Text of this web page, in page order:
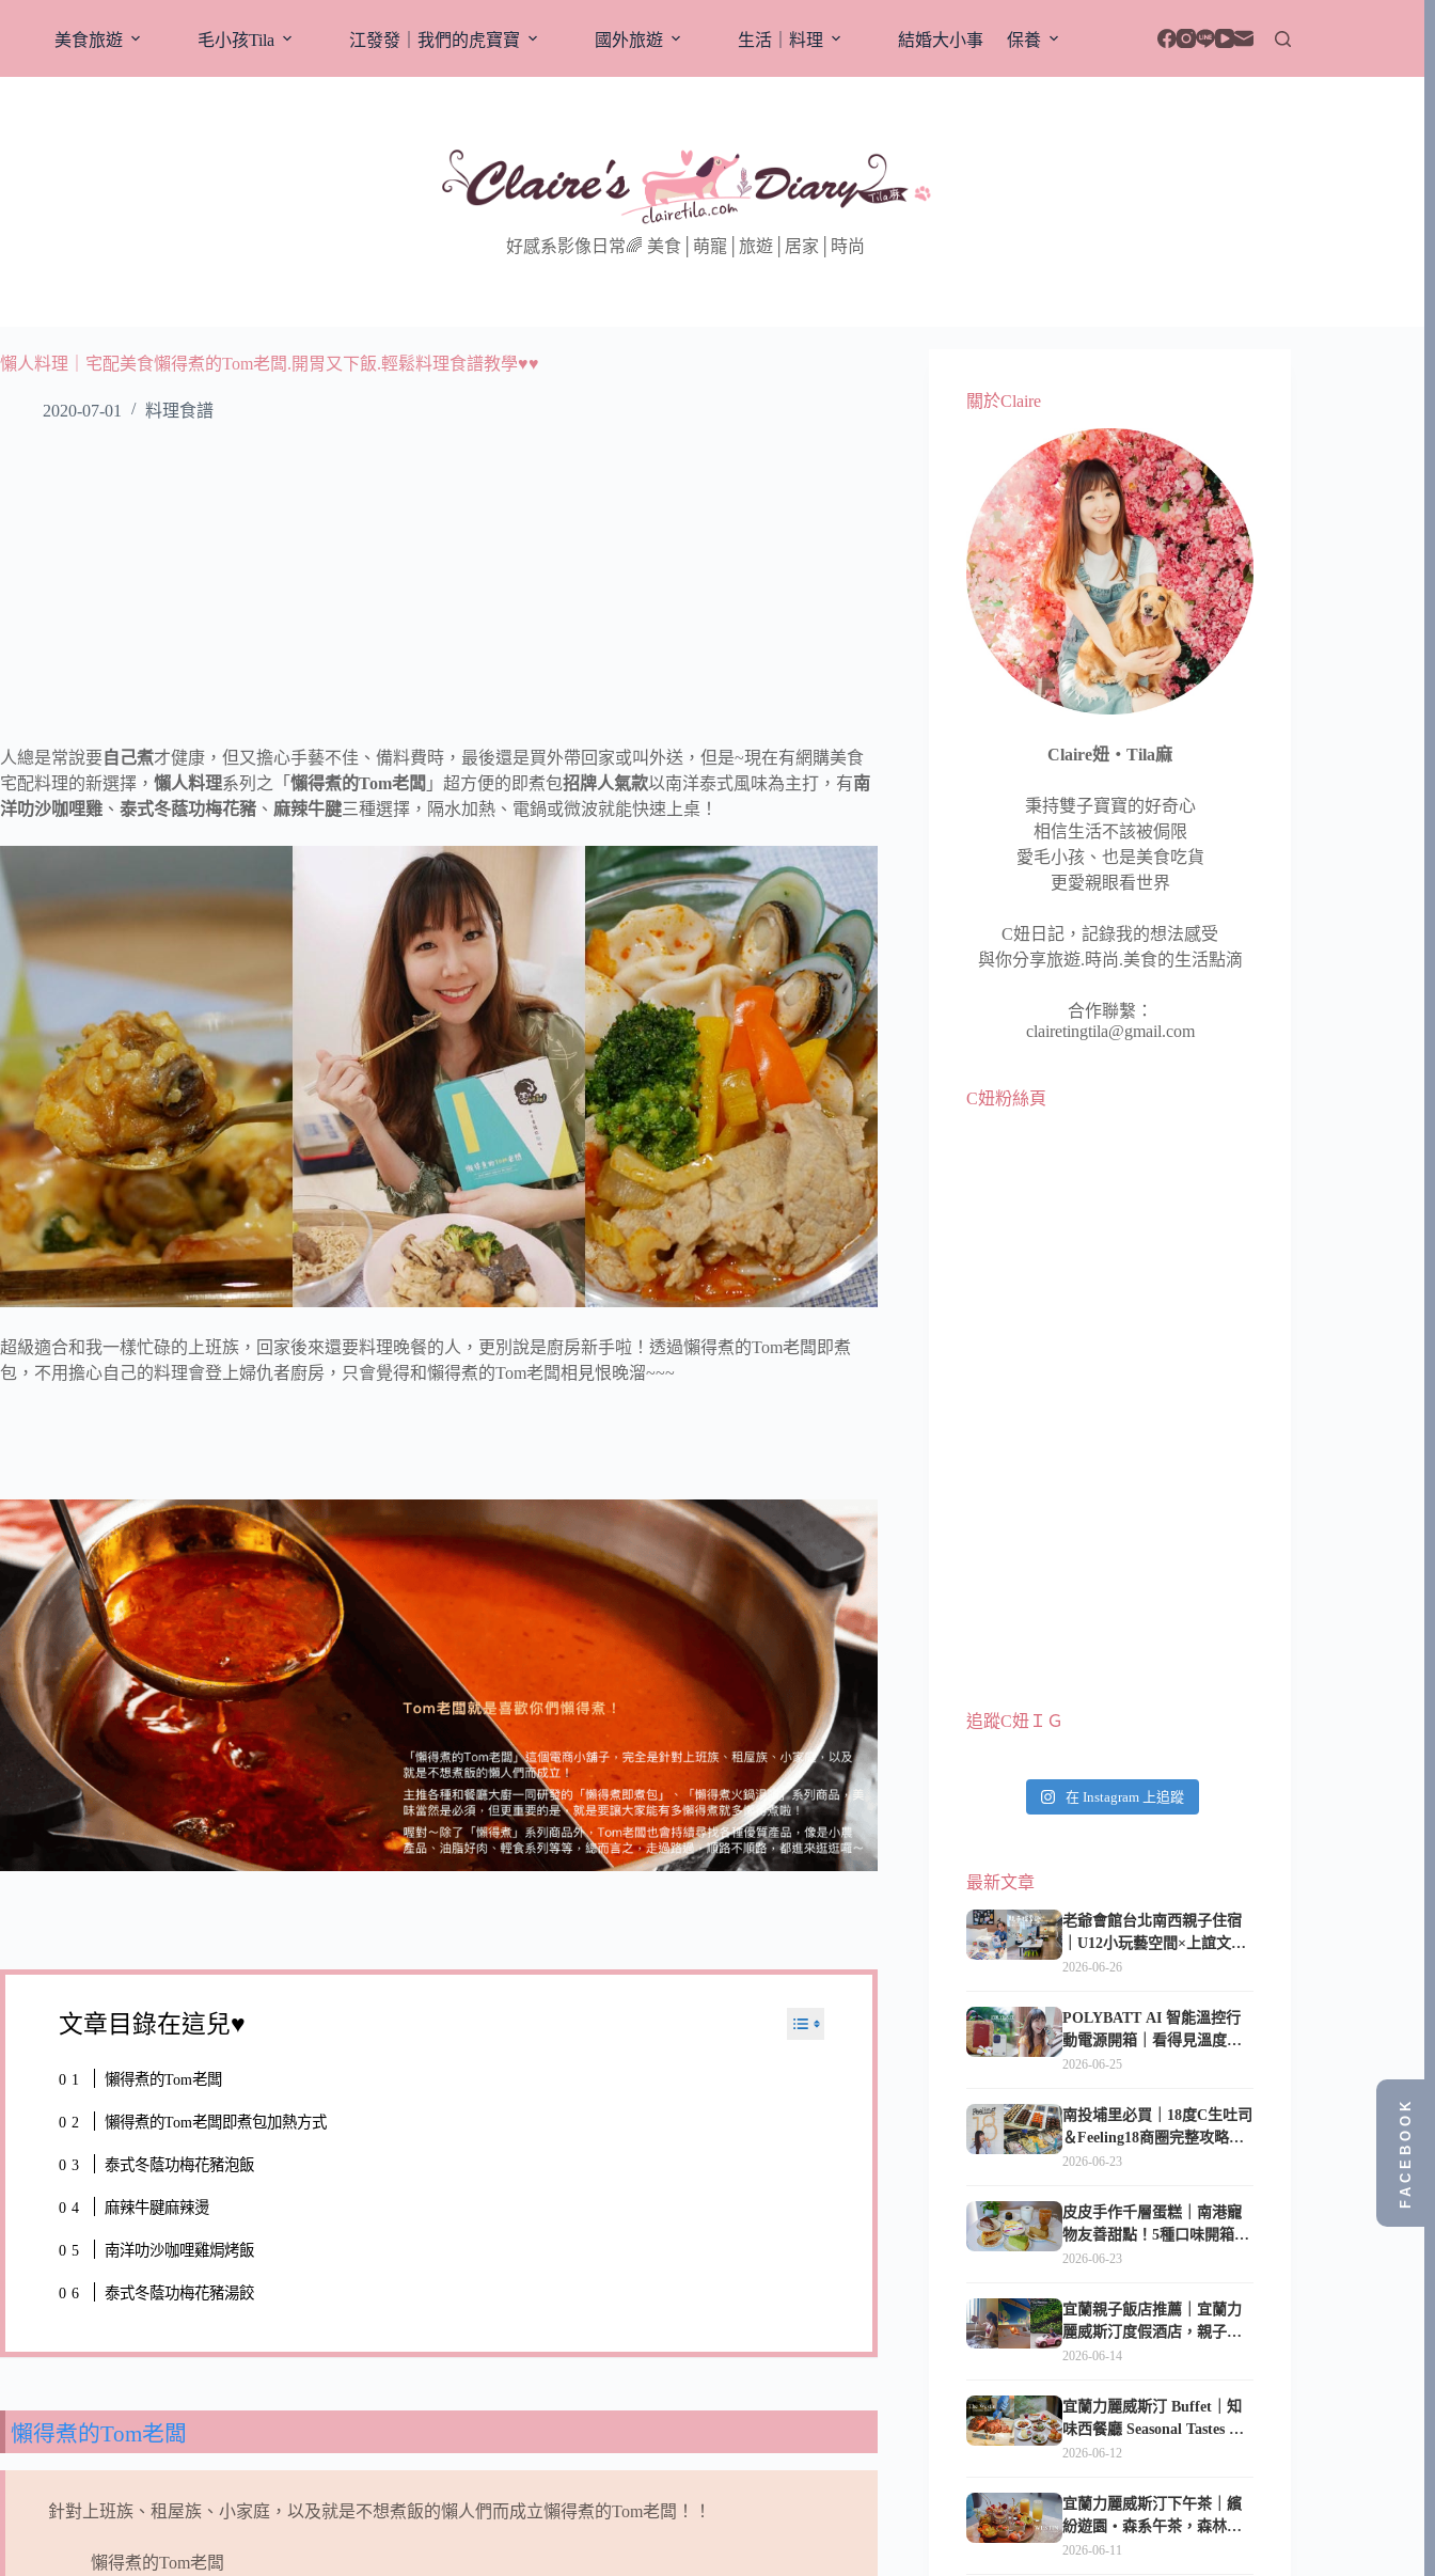
美食旅遊 毛小孩Tila 江發發｜我們的虎寶寶 國外旅遊 生活｜料理 結婚大小事 保養
好感系影像日常🌈 美食│萌寵│旅遊│居家│時尚
懶人料理｜宅配美食懶得煮的Tom老闆.開胃又下飯.輕鬆料理食譜教學♥♥
2020-07-01 料理食譜
人總是常說要 自己煮才健康，但又擔心手藝不佳、備料費時，最後還是買外帶回家或叫外送，但是~現在有網購美食
宅配料理的新選擇， 懶人料理系列之「 懶得煮的Tom老闆 」超方便的即煮包招牌人氣款以南洋泰式風味為主打，有南
洋叻沙咖哩雞 、 泰式冬蔭功梅花豬 、 麻辣牛腱三種選擇，隔水加熱、電鍋或微波就能快速上桌！
超級適合和我一樣忙碌的上班族，回家後來還要料理晚餐的人，更別說是廚房新手啦！透過懶得煮的Tom老闆即煮
包，不用擔心自己的料理會登上婦仇者廚房，只會覺得和懶得煮的Tom老闆相見恨晚溜~~~
文章目錄在這兒♥
懶得煮的Tom老闆
懶得煮的Tom老闆即煮包加熱方式
泰式冬蔭功梅花豬泡飯
麻辣牛腱麻辣燙
南洋叻沙咖哩雞焗烤飯
泰式冬蔭功梅花豬湯餃
懶得煮的Tom老闆
針對上班族、租屋族、小家庭，以及就是不想煮飯的懶人們而成立懶得煮的Tom老闆！！
懶得煮的Tom老闆
關於Claire
Claire妞‧Tila麻
秉持雙子寶寶的好奇心
相信生活不該被侷限
愛毛小孩、也是美食吃貨
更愛親眼看世界
C妞日記，記錄我的想法感受
與你分享旅遊.時尚.美食的生活點滴
合作聯繫：
clairetingtila@gmail.com
C妞粉絲頁
追蹤C妞ＩＧ
在 Instagram 上追蹤
最新文章
老爺會館台北南西親子住宿
｜U12小玩藝空間×上誼文
化，暑假帶孩子這樣玩
2026-06-26
POLYBATT AI 智能溫控行
動電源開箱｜看得見溫度與
電量，外出更安心的
2026-06-25
南投埔里必買｜18度C生吐司
＆Feeling18商圈完整攻略，
在地人帶路這樣逛
2026-06-23
皮皮手作千層蛋糕｜南港寵
物友善甜點！5種口味開箱，
比Lady M便宜一半的台北隱
2026-06-23
宜蘭親子飯店推薦｜宜蘭力
麗威斯汀度假酒店，親子
房、Buffet、泳池、兒童俱樂
2026-06-14
宜蘭力麗威斯汀 Buffet｜知
味西餐廳 Seasonal Tastes 晚
餐早餐吃什麼？
2026-06-12
宜蘭力麗威斯汀下午茶｜繽
紛遊園・森系午茶，森林系
甜點超好拍
2026-06-11
FACEBOOK